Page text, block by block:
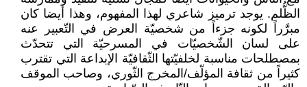
الظُّلم. يوجد ترميز شاعري لهذا المفهوم، وهذا أيضا كان
مبرَّراً لكونه جزءاً من شخصيّة العرض في التّعبير عنه
على لسان الشّخصيّات في المسرحيّة التي تتحدّث
بمصطلحات مناسبة لخلفيّتها الثّقافيّة الإبداعة التي تقترب
كثيراً من ثقافة المؤلّف/المخرج الثّوري، وصاحب الموقف